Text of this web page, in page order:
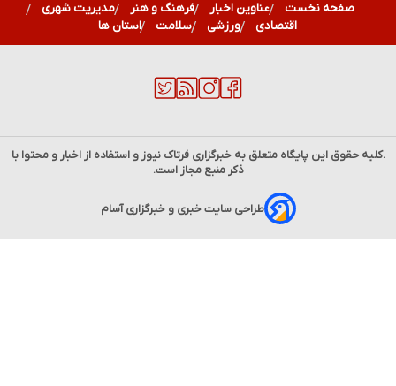
صفحه نخست عناوین اخبار فرهنگ و هنر
مدیریت شهری
اقتصادی
ورزشی سلامت استان ها
.کلیه حقوق این پایگاه متعلق به خبرگزاریفرتاک نیوز و استفاده از اخبار و محتوا با
ذکر منبع مجاز است.
طراحی سایت خبری و خبرگزاری آسام